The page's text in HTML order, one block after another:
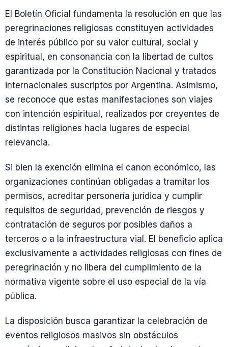
El Boletín Oficial fundamenta la resolución en que las
peregrinaciones religiosas constituyen actividades
de interés público por su valor cultural, social y
espiritual, en consonancia con la libertad de cultos
garantizada por la Constitución Nacional y tratados
internacionales suscriptos por Argentina. Asimismo,
se reconoce que estas manifestaciones son viajes
con intención espiritual, realizados por creyentes de
distintas religiones hacia lugares de especial
relevancia.
Si bien la exención elimina el canon económico, las
organizaciones continúan obligadas a tramitar los
permisos, acreditar personería jurídica y cumplir
requisitos de seguridad, prevención de riesgos y
contratación de seguros por posibles daños a
terceros o a la infraestructura vial. El beneficio aplica
exclusivamente a actividades religiosas con fines de
peregrinación y no libera del cumplimiento de la
normativa vigente sobre el uso especial de la vía
pública.
La disposición busca garantizar la celebración de
eventos religiosos masivos sin obstáculos